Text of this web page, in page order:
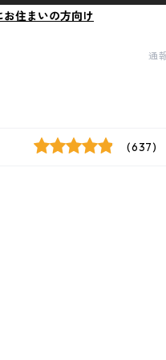
お住まいの方向け
通
(637)